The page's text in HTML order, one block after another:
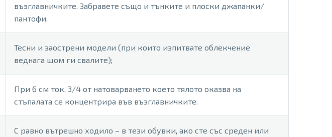
възглавничките. Забравете също и тънките и плоски джапанки/
пантофи.
Тесни и заострени модели (при които изпитвате облекчение
веднага щом ги свалите);
При 6 см ток, 3/4 от натоварването което тялото оказва на
стъпалата се концентрира във възглавничките.
С равно вътрешно ходило – в тези обувки, ако сте със среден или